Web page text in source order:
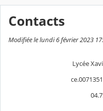
Contacts
Modifiée le lundi 6 février 2023
Lycée